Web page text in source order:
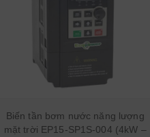
Biến tần bơm nước năng lượng
mặt trời EP15-SP1S-004 (4kW –